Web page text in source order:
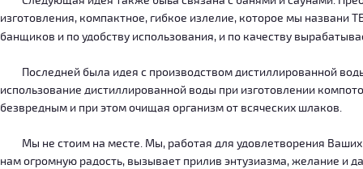
изготовления, компактное, гибкое излелие, которое мы
банщиков и по удобству использования, и по качеству
Последней была идея с производством дистиллированной
использование дистиллированной воды при изготовлении
безвредным и при этом очищая организм от всяческих шлаков.
Мы не стоим на месте. Мы, работая для удовлетворения Ваших
нам огромную радость, вызывает прилив энтузиазма, желание и